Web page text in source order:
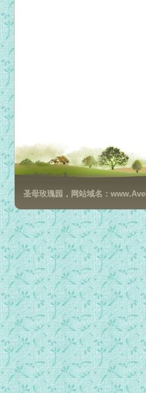
圣母玫瑰园，网站域名：